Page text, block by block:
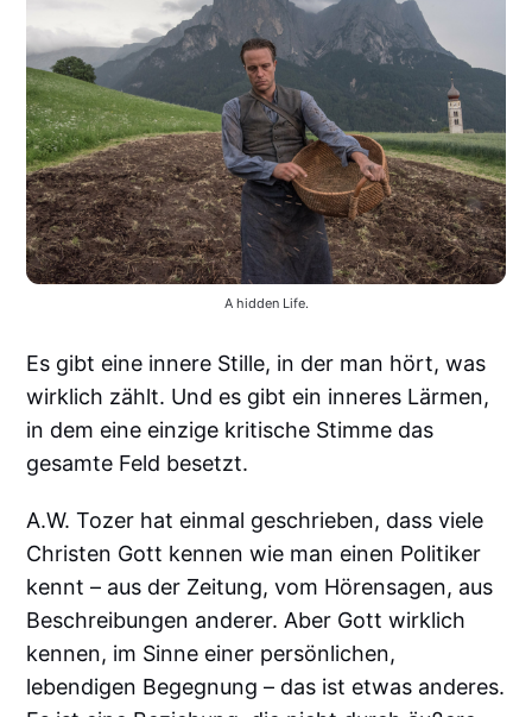
A hidden Life.
Es gibt eine innere Stille, in der man hört, was
wirklich zählt. Und es gibt ein inneres Lärmen,
in dem eine einzige kritische Stimme das
gesamte Feld besetzt.
A.W. Tozer hat einmal geschrieben, dass viele
Christen Gott kennen wie man einen Politiker
kennt – aus der Zeitung, vom Hörensagen, aus
Beschreibungen anderer. Aber Gott wirklich
kennen, im Sinne einer persönlichen,
lebendigen Begegnung – das ist etwas anderes.